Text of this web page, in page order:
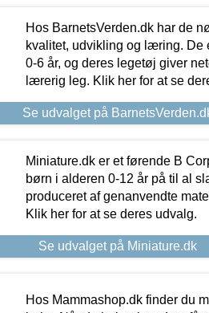
Hos BarnetsVerden.dk har de
kvalitet, udvikling og læring. De
0-6 år, og deres legetøj giver
lærerig leg. Klik her for at se
Se udvalget på
Miniature.dk er et førende B
børn i alderen 0-12 år på til al
produceret af genanvendte
Klik her for at se deres udvalg.
Se udvalget på Miniature.dk
Hos Mammashop.dk finder du